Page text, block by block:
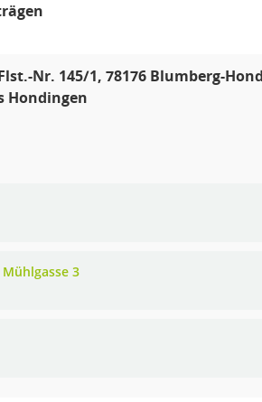
Nr. 145/1, 78176 Blumberg-
Hondingen
3